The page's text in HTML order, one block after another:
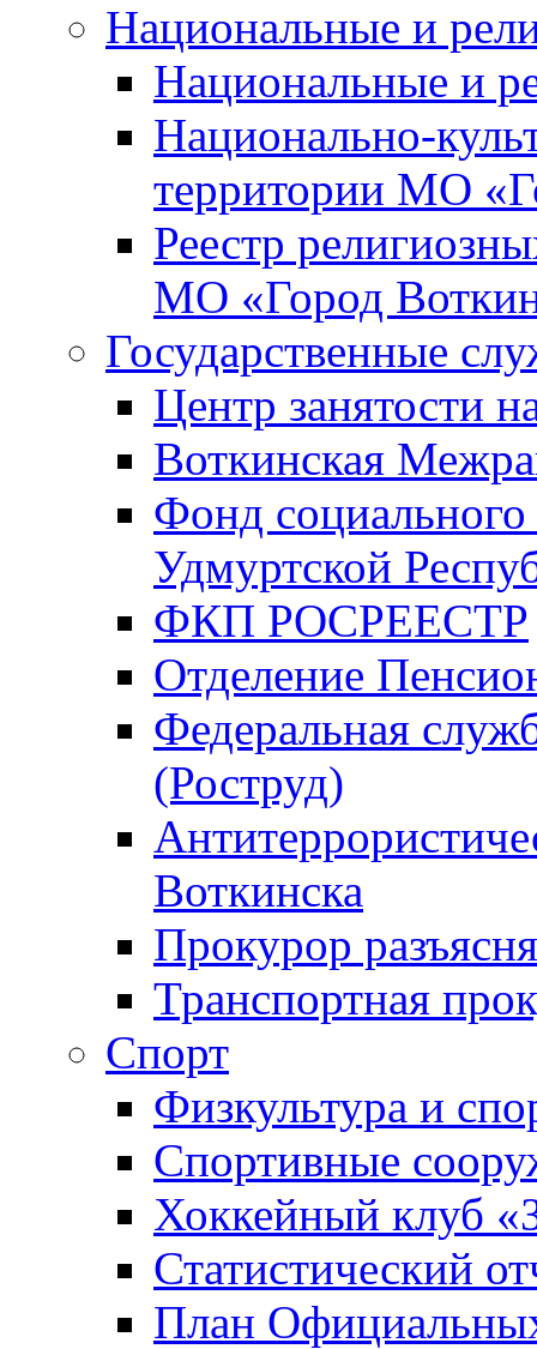
Национальные и
Национальные и
Национально-
территории МО
Реестр
МО «Город
Государственные
Центр занятости
Воткинская
Фонд
Удмуртской
ФКП РОСРЕЕСТР
Отделение
Федеральная
(Роструд)
Воткинска
Прокурор
Транспортная
Спорт
Физкультура и
Спортивные
Хоккейный клуб
Статистический
План